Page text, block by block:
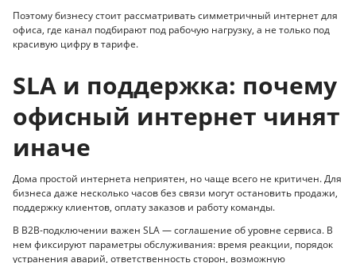
Поэтому бизнесу стоит рассматривать симметричный интернет для
офиса, где канал подбирают под рабочую нагрузку, а не только под
красивую цифру в тарифе.
SLA и поддержка: почему
офисный интернет чинят
иначе
Дома простой интернета неприятен, но чаще всего не критичен. Для
бизнеса даже несколько часов без связи могут остановить продажи,
поддержку клиентов, оплату заказов и работу команды.
В B2B-подключении важен SLA — соглашение об уровне сервиса. В
нем фиксируют параметры обслуживания: время реакции, порядок
устранения аварий, ответственность сторон, возможную